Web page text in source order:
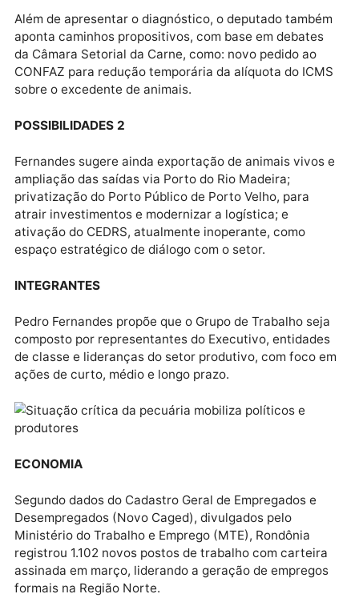
ano; capacidade máxima de abate no estado
em 3,8 milhões de cabeças, já quase atingida no
primeiro trimestre.
Foto: R. Lopes/Divulgação
Além de apresentar o diagnóstico, o deputado
aponta caminhos propositivos, com base em debates
da Câmara Setorial da Carne, como: novo pedido ao
CONFAZ para redução temporária da alíquota do
Fernandes sugere ainda exportação de animais
ampliação das saídas via Porto do Rio Madeira;
privatização do Porto Público de Porto Velho, para
atrair investimentos e modernizar a logística; e
ativação do CEDRS, atualmente inoperante, como
Pedro Fernandes propõe que o Grupo de Trabalho
composto por representantes do Executivo,
de classe e lideranças do setor produtivo, com foco
ações de curto, médio e longo prazo.